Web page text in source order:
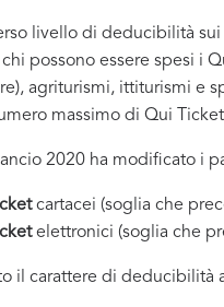
livello di deducibilità
chi possono essere spesi i
agriturismi, ittiturismi e
massimo di Qui
2020 ha modificato i
cartacei (soglia che
elettronici (soglia che
il carattere di deducibilità